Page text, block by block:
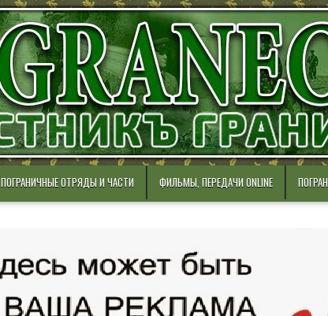
ПОГРАНИЧНЫЕ ОТРЯДЫ И ЧАСТИ ФИЛЬМЫ, ПЕРЕДАЧИ ONLINE